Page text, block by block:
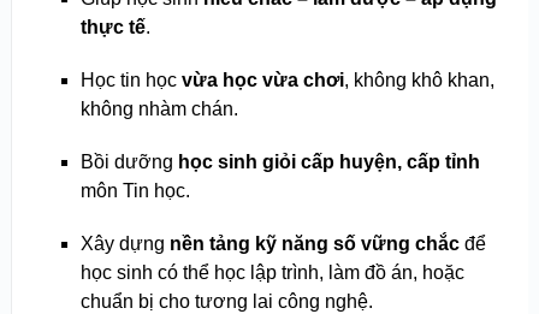
thực tế.
Học tin học vừa học vừa chơi, không khô khan,
không nhàm chán.
Bồi dưỡng học sinh giỏi cấp huyện, cấp tỉnh
môn Tin học.
Xây dựng nền tảng kỹ năng số vững chắcđể
học sinh có thể học lập trình, làm đồ án, hoặc
chuẩn bị cho tương lai công nghệ.